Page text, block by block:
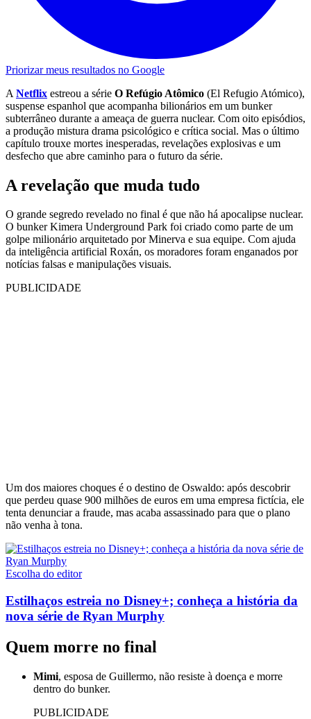
Priorizar meus resultados no Google
A Netflix estreou a série O Refúgio Atômico (El Refugio Atómico),
suspense espanhol que acompanha bilionários em um bunker
subterrâneo durante a ameaça de guerra nuclear. Com oito episódios,
a produção mistura drama psicológico e crítica social. Mas o último
capítulo trouxe mortes inesperadas, revelações explosivas e um
desfecho que abre caminho para o futuro da série.
A revelação que muda tudo
O grande segredo revelado no final é que não há apocalipse nuclear.
O bunker Kimera Underground Park foi criado como parte de um
golpe milionário arquitetado por Minerva e sua equipe. Com ajuda
da inteligência artificial Roxán, os moradores foram enganados por
notícias falsas e manipulações visuais.
PUBLICIDADE
Um dos maiores choques é o destino de Oswaldo: após descobrir
que perdeu quase 900 milhões de euros em uma empresa fictícia, ele
tenta denunciar a fraude, mas acaba assassinado para que o plano
não venha à tona.
Escolha do editor
Estilhaços estreia no Disney+; conheça a história da
nova série de Ryan Murphy
Quem morre no final
Mimi, esposa de Guillermo, não resiste à doença e morre
dentro do bunker.
PUBLICIDADE